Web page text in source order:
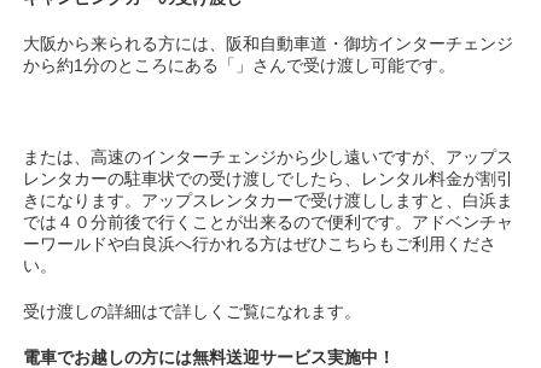
大阪から来られる方には、阪和自動車道・御坊インターチェンジ
から約1分のところにある「」さんで受け渡し可能です。
または、高速のインターチェンジから少し遠いですが、アップス
レンタカーの駐車状での受け渡しでしたら、レンタル料金が割引
きになります。アップスレンタカーで受け渡ししますと、白浜ま
では４０分前後で行くことが出来るので便利です。アドベンチャ
ーワールドや白良浜へ行かれる方はぜひこちらもご利用くださ
い。
受け渡しの詳細はで詳しくご覧になれます。
電車でお越しの方には無料送迎サービス実施中！